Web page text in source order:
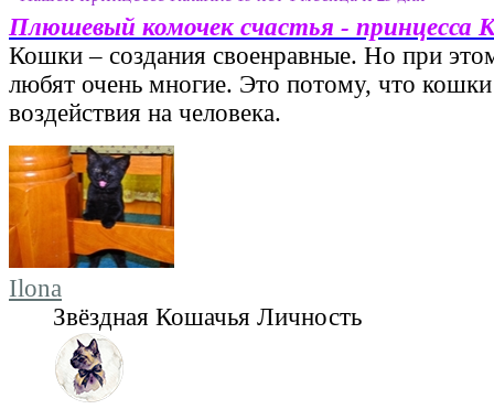
Плюшевый комочек счастья - принцесса
Кошки – создания своенравные. Но при
любят очень многие. Это потому, что кошки
воздействия на человека.
Ilona
Звёздная Кошачья Личность